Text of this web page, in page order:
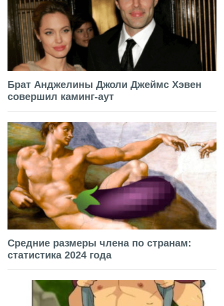
Брат Анджелины Джоли Джеймс Хэвен
совершил каминг-аут
Средние размеры члена по странам:
статистика 2024 года